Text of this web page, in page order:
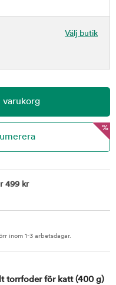
Välj butik
%
499 kr
inom 1-3 arbetsdagar.
torrfoder för katt (400 g)